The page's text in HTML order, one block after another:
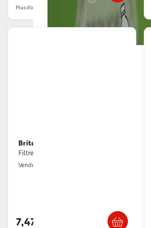
Plus d'offres à partir de
Brita
Filtre Intenza BRITA
Vendu par
7,47€